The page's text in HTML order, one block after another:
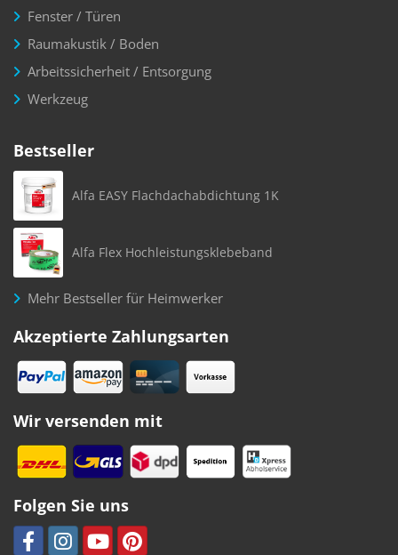
Fenster / Türen
Raumakustik / Boden
Arbeitssicherheit / Entsorgung
Werkzeug
Bestseller
Alfa EASY Flachdachabdichtung 1K
Alfa Flex Hochleistungsklebeband
Mehr Bestseller für Heimwerker
Akzeptierte Zahlungsarten
Wir versenden mit
Folgen Sie uns